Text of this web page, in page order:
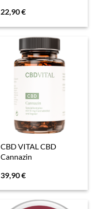
22,90€
CBD VITAL CBD
Cannazin
39,90€